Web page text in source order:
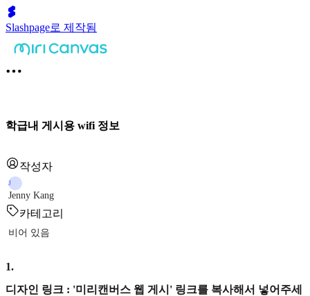
Slashpage로 제작됨
학급내 게시용 wifi 정보
작성자
J
Jenny Kang
카테고리
비어 있음
1.
디자인 링크 : '미리캔버스 웹 게시' 링크를 복사해서 넣어주세